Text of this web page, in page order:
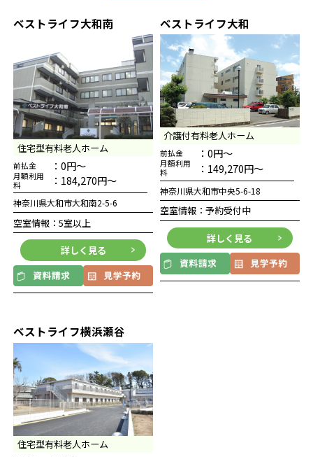
ベストライフ大和南
住宅型有料老人ホーム
前払金 ：0円～
月額利用
料
：184,270円～
神奈川県大和市大和南2-5-6
空室情報：5室以上
詳しく見る
ベストライフ大和
介護付有料老人ホーム
前払金 ：0円～
月額利用
料
：149,270円～
神奈川県大和市中央5-6-18
空室情報：予約受付中
詳しく見る
ベストライフ横浜瀬谷
住宅型有料老人ホーム